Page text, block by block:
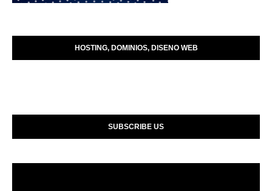
HOSTING, DOMINIOS, DISENO WEB
SUBSCRIBE US